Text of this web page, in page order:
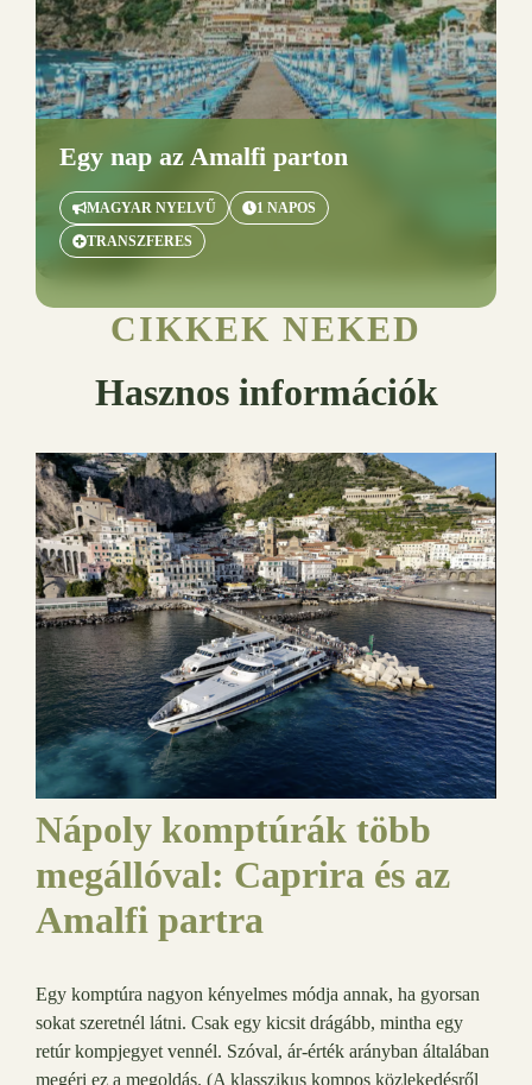
Egy nap az Amalfi parton
MAGYAR NYELVŰ
1 NAPOS
TRANSZFERES
CIKKEK NEKED
Hasznos információk
Nápoly komptúrák több
megállóval: Caprira és az
Amalfi partra
Egy komptúra nagyon kényelmes módja annak, ha gyorsan
sokat szeretnél látni. Csak egy kicsit drágább, mintha egy
retúr kompjegyet vennél. Szóval, ár-érték arányban általában
megéri ez a megoldás. (A klasszikus kompos közlekedésről